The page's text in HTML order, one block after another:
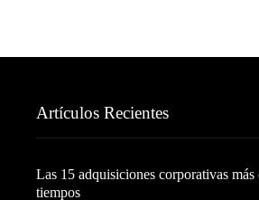
Artículos Recientes
Las 15 adquisiciones corporativas más
tiempos